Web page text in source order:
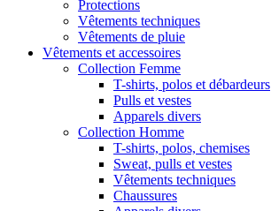
Protections
Vêtements techniques
Vêtements de pluie
Vêtements et accessoires
Collection Femme
T-shirts, polos et débardeurs
Pulls et vestes
Apparels divers
Collection Homme
T-shirts, polos, chemises
Sweat, pulls et vestes
Vêtements techniques
Chaussures